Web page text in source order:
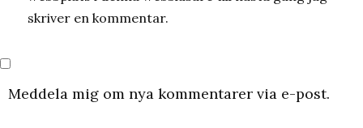
skriver en kommentar.
Meddela mig om nya kommentarer via e-post.